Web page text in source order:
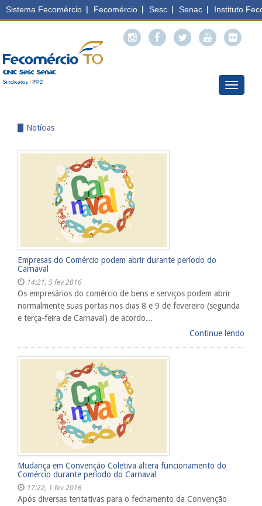
Menu
Notícias
Empresas do Comércio podem abrir durante período do
Carnaval
14:21, 5 fev 2016
Os empresários do comércio de bens e serviços podem abrir
normalmente suas portas nos dias 8 e 9 de fevereiro (segunda
e terça-feira de Carnaval) de acordo...
Continue lendo
Mudança em Convenção Coletiva altera funcionamento do
Comércio durante período do Carnaval
17:22, 1 fev 2016
Após diversas tentativas para o fechamento da Convenção